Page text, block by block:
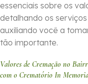
essenciais sobre os
detalhando os
auxiliando você a
tão importante.
Valores de Cremação no
com o Crematório In